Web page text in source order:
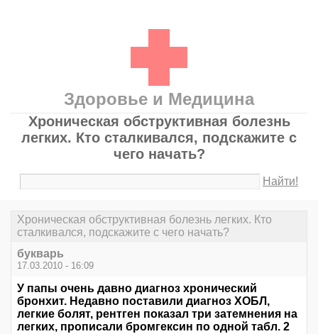
Здоровье и Медицина
Хроническая обструктивная болезнь
легких. Кто сталкивался, подскажите с
чего начать?
Найти!
Хроническая обструктивная болезнь легких. Кто
сталкивался, подскажите с чего начать?
букварь
17.03.2010 - 16:09
У папы очень давно диагноз хронический
бронхит. Недавно поставили диагноз ХОБЛ,
легкие болят, рентген показал три затемнения на
легких, прописали бромгексин по одной табл. 2